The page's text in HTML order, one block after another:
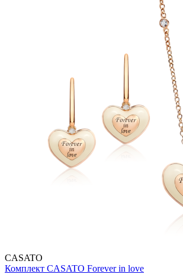
CASATO
Комплект CASATO Forever in love